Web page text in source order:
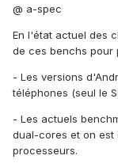
@ a-spec
En l'état actuel des
de ces benchs pour
- Les versions
téléphones (seul le
- Les actuels
dual-cores et on est
processeurs.